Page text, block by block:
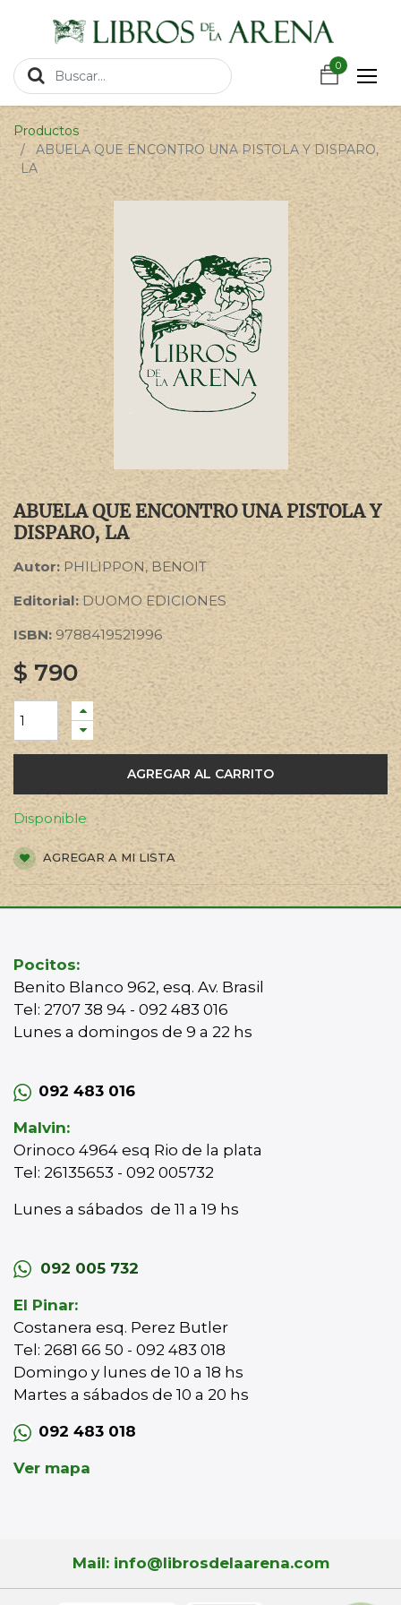
0
0
Productos
ABUELA QUE ENCONTRO UNA PISTOLA Y DISPARO,
LA
ABUELA QUE ENCONTRO UNA PISTOLA Y
DISPARO, LA
Autor: PHILIPPON, BENOIT
Editorial: DUOMO EDICIONES
ISBN: 9788419521996
$790
AGREGAR AL CARRITO
Disponible
AGREGAR A MI LISTA
Pocitos:
Benito Blanco 962, esq. Av. Brasil
Tel: 2707 38 94 - 092 483 016
Lunes a domingos de 9 a 22 hs
092 483 016
Malvin:
Orinoco 4964 esq Rio de la plata
Tel: 26135653 - 092 005732
Lunes a sábados de 11 a 19 hs
092 005 732
El Pinar:
Costanera esq. Perez Butler
Tel: 2681 66 50 - 092 483 018
Domingo y lunes de 10 a 18 hs
Martes a sábados de 10 a 20 hs
092 483 018
Ver mapa
Mail: info@librosdelaarena.com